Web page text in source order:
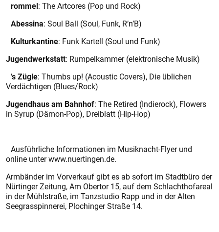
rommel: The Artcores (Pop und Rock)
Abessina: Soul Ball (Soul, Funk, R’n’B)
Kulturkantine: Funk Kartell (Soul und Funk)
Jugendwerkstatt: Rumpelkammer (elektronische Musik)
’s Zügle: Thumbs up! (Acoustic Covers), Die üblichen
Verdächtigen (Blues/Rock)
Jugendhaus am Bahnhof: The Retired (Indierock), Flowers
in Syrup (Dämon-Pop), Dreiblatt (Hip-Hop)
Ausführliche Informationen im Musiknacht-Flyer und
online unter www.nuertingen.de.
Armbänder im Vorverkauf gibt es ab sofort im Stadtbüro der
Nürtinger Zeitung, Am Obertor 15, auf dem Schlachthofareal
in der Mühlstraße, im Tanzstudio Rapp und in der Alten
Seegrasspinnerei, Plochinger Straße 14.